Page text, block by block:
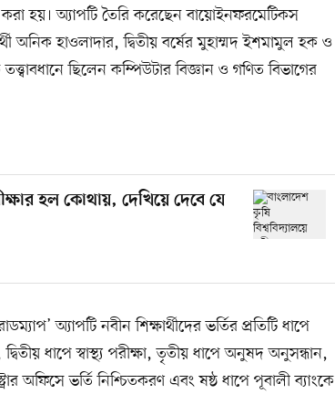
হয়। অ্যাপটি তৈরি করেছেন বায়োইনফরমেটিকস
অনিক হাওলাদার, দ্বিতীয় বর্ষের মুহাম্মদ ইশমামুল হক ও
ছিলেন কম্পিউটার বিজ্ঞান ও গণিত বিভাগের
হল কোথায়, দেখিয়ে দেবে যে
অ্যাপটি নবীন শিক্ষার্থীদের ভর্তির প্রতিটি ধাপে
ধাপে স্বাস্থ্য পরীক্ষা, তৃতীয় ধাপে অনুষদ অনুসন্ধান,
অফিসে ভর্তি নিশ্চিতকরণ এবং ষষ্ঠ ধাপে পূবালী ব্যাংকে